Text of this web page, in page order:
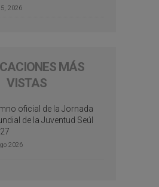
2026
MÁS
VISTAS
oficial de la Jornada
de la Juventud Seúl
2026